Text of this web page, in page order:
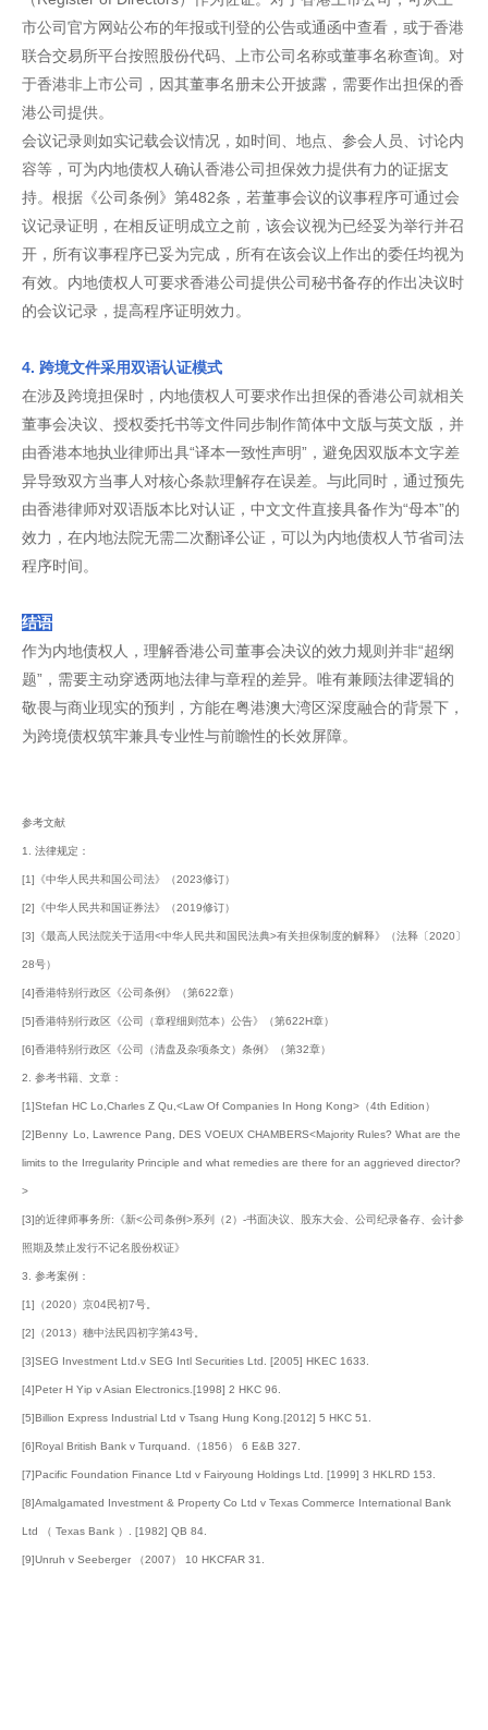
市公司官方网站公布的年报或刊登的公告或通函中查看，或于香港
联合交易所平台按照股份代码、上市公司名称或董事名称查询。对
于香港非上市公司，因其董事名册未公开披露，需要作出担保的香
港公司提供。
会议记录则如实记载会议情况，如时间、地点、参会人员、讨论内
容等，可为内地债权人确认香港公司担保效力提供有力的证据支
持。根据《公司条例》第482条，若董事会议的议事程序可通过会
议记录证明，在相反证明成立之前，该会议视为已经妥为举行并召
开，所有议事程序已妥为完成，所有在该会议上作出的委任均视为
有效。内地债权人可要求香港公司提供公司秘书备存的作出决议时
的会议记录，提高程序证明效力。
4. 跨境文件采用双语认证模式
在涉及跨境担保时，内地债权人可要求作出担保的香港公司就相关
董事会决议、授权委托书等文件同步制作简体中文版与英文版，并
由香港本地执业律师出具“译本一致性声明”，避免因双版本文字差
异导致双方当事人对核心条款理解存在误差。与此同时，通过预先
由香港律师对双语版本比对认证，中文文件直接具备作为“母本”的
效力，在内地法院无需二次翻译公证，可以为内地债权人节省司法
程序时间。
结语
作为内地债权人，理解香港公司董事会决议的效力规则并非“超纲
题”，需要主动穿透两地法律与章程的差异。唯有兼顾法律逻辑的
敬畏与商业现实的预判，方能在粤港澳大湾区深度融合的背景下，
为跨境债权筑牢兼具专业性与前瞻性的长效屏障。
参考文献
1. 法律规定：
[1]《中华人民共和国公司法》（2023修订）
[2]《中华人民共和国证券法》（2019修订）
[3]《最高人民法院关于适用<中华人民共和国民法典>有关担保制度的解释》（法释〔2020〕
28号）
[4]香港特别行政区《公司条例》（第622章）
[5]香港特别行政区《公司（章程细则范本）公告》（第622H章）
[6]香港特别行政区《公司（清盘及杂项条文）条例》（第32章）
2. 参考书籍、文章：
[1]Stefan HC Lo,Charles Z Qu,<Law Of Companies In Hong Kong>（4th Edition）
[2]Benny Lo, Lawrence Pang, DES VOEUX CHAMBERS<Majority Rules? What are the
limits to the Irregularity Principle and what remedies are there for an aggrieved director?
>
[3]的近律师事务所:《新<公司条例>系列（2）-书面决议、股东大会、公司纪录备存、会计参
照期及禁止发行不记名股份权证》
3. 参考案例：
[1]（2020）京04民初7号。
[2]（2013）穗中法民四初字第43号。
[3]SEG Investment Ltd.v SEG Intl Securities Ltd. [2005] HKEC 1633.
[4]Peter H Yip v Asian Electronics.[1998] 2 HKC 96.
[5]Billion Express Industrial Ltd v Tsang Hung Kong.[2012] 5 HKC 51.
[6]Royal British Bank v Turquand.（1856） 6 E&B 327.
[7]Pacific Foundation Finance Ltd v Fairyoung Holdings Ltd. [1999] 3 HKLRD 153.
[8]Amalgamated Investment & Property Co Ltd v Texas Commerce International Bank
Ltd （ Texas Bank ）. [1982] QB 84.
[9]Unruh v Seeberger （2007） 10 HKCFAR 31.